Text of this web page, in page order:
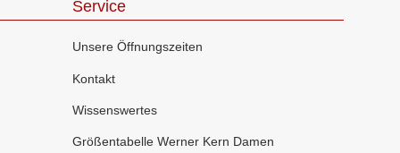
Service
Unsere Öffnungszeiten
Kontakt
Wissenswertes
Größentabelle Werner Kern Damen